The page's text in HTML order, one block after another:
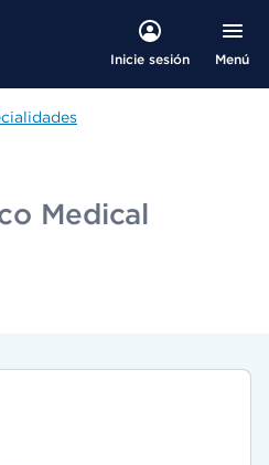
Inicie sesión Menú
Medical